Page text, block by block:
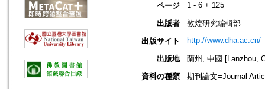
ページ 1 - 6 + 125
出版者
敦煌研究編輯部
出版サイト
http://www.dha.ac.cn/
出版地
蘭州, 中國 [Lanzhou,
資料の種類
期刊論文=Journal